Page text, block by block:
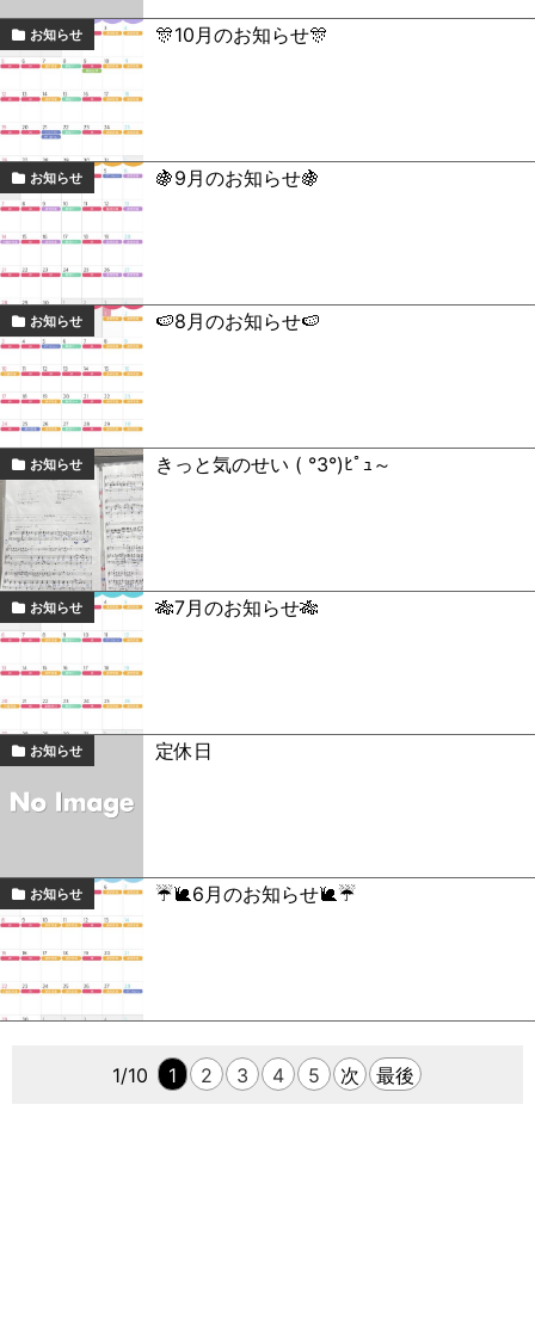
お知らせ 🎊10月のお知らせ🎊
お知らせ 🍇9月のお知らせ🍇
お知らせ 🍉8月のお知らせ🍉
お知らせ きっと気のせい ( °3°)ﾋﾟｭ～
お知らせ 🎋7月のお知らせ🎋
お知らせ 定休日
お知らせ ☔️🐌6月のお知らせ🐌☔️
1/10 1 2 3 4 5 次 最後